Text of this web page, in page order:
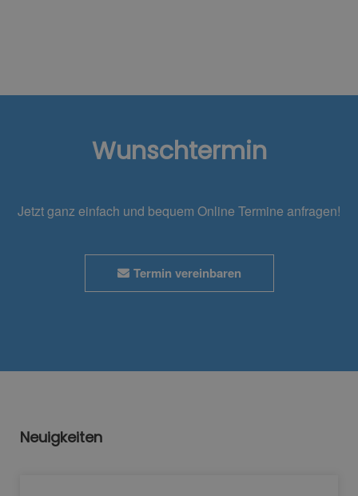
Wunschtermin
Jetzt ganz einfach und bequem Online Termine anfragen!
Termin vereinbaren
Neuigkeiten